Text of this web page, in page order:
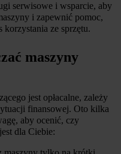
serwisowe i wsparcie, aby
i zapewnić pomoc,
korzystania ze sprzętu.
maszyny
jest opłacalne, zależy
finansowej. Oto kilka
aby ocenić, czy
dla Ciebie: